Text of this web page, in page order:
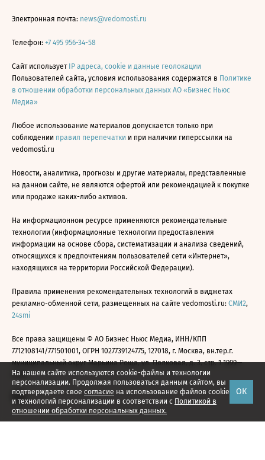
На нашем сайте используются cookie-файлы и технологии
персонализации. Продолжая пользоваться данным сайтом, вы
подтверждаете свое согласие на использование файлов cookie
и технологий персонализации в соответствии с Политикой в
отношении обработки персональных данных.
ОК
Электронная почта: news@vedomosti.ru
Телефон: +7 495 956-34-58
Сайт использует IP адреса, cookie и данные геолокации
Пользователей сайта, условия использования содержатся в Политике
в отношении обработки персональных данных АО «Бизнес Ньюс
Медиа»
Любое использование материалов допускается только при
соблюдении правил перепечатки и при наличии гиперссылки на
vedomosti.ru
Новости, аналитика, прогнозы и другие материалы, представленные
на данном сайте, не являются офертой или рекомендацией к покупке
или продаже каких-либо активов.
На информационном ресурсе применяются рекомендательные
технологии (информационные технологии предоставления
информации на основе сбора, систематизации и анализа сведений,
относящихся к предпочтениям пользователей сети «Интернет»,
находящихся на территории Российской Федерации).
Правила применения рекомендательных технологий в виджетах
рекламно-обменной сети, размещенных на сайте vedomosti.ru: СМИ2,
24smi
Все права защищены © АО Бизнес Ньюс Медиа, ИНН/КПП
7712108141/771501001, ОГРН 1027739124775, 127018, г. Москва, вн.тер.г.
муниципальный округ Марьина Роща, ул. Полковая, д. 3, стр. 1 1999—
2026